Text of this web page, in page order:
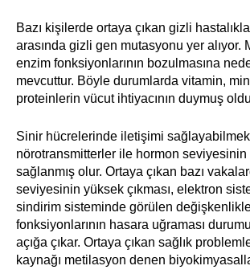
Bazı kişilerde ortaya çıkan gizli
arasında gizli gen mutasyonu yer alıyor.
enzim fonksiyonlarının bozulmasına
mevcuttur. Böyle durumlarda vitamin,
proteinlerin vücut ihtiyacının duymuş
Sinir hücrelerinde iletişimi sağlayabilmek
nörotransmitterler ile hormon
sağlanmış olur. Ortaya çıkan bazı
seviyesinin yüksek çıkması, elektron
sindirim sisteminde görülen
fonksiyonlarının hasara uğraması
açığa çıkar. Ortaya çıkan sağlık
kaynağı metilasyon denen